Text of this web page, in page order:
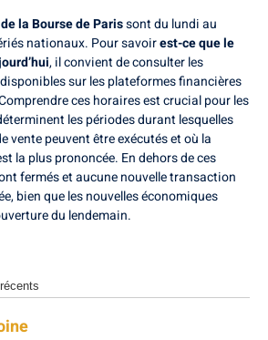
la Bourse de Parissont du lundi au
nationaux. Pour savoirest-ce que le
, il convient de consulter les
sur les plateformes financières
ces horaires est crucial pour les
les périodes durant lesquelles
vente peuvent être exécutés et où la
la plus prononcée. En dehors de ces
fermés et aucune nouvelle transaction
bien que les nouvelles économiques
du lendemain.